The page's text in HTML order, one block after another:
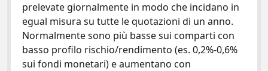
prelevate giornalmente in modo che incidano in
egual misura su tutte le quotazioni di un anno.
Normalmente sono più basse sui comparti con
basso profilo rischio/rendimento (es. 0,2%-0,6%
sui fondi monetari) e aumentano con